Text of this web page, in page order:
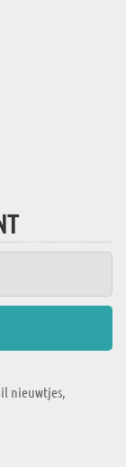
nieuwtjes,